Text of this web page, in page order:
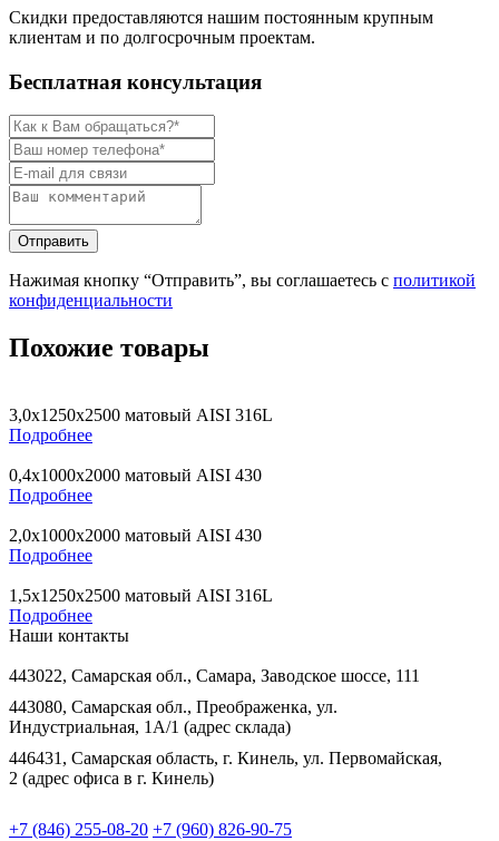
Скидки предоставляются нашим постоянным крупным
клиентам и по долгосрочным проектам.
Бесплатная консультация
Нажимая кнопку “Отправить”, вы соглашаетесь с политикой
конфиденциальности
Похожие товары
3,0х1250х2500 матовый AISI 316L
Подробнее
0,4х1000х2000 матовый AISI 430
Подробнее
2,0х1000х2000 матовый AISI 430
Подробнее
1,5х1250х2500 матовый AISI 316L
Подробнее
Наши контакты
443022, Самарская обл., Самара, Заводское шоссе, 111
443080, Самарская обл., Преображенка, ул.
Индустриальная, 1А/1 (адрес склада)
446431, Самарская область, г. Кинель, ул. Первомайская,
2 (адрес офиса в г. Кинель)
+7 (846) 255-08-20 +7 (960) 826-90-75